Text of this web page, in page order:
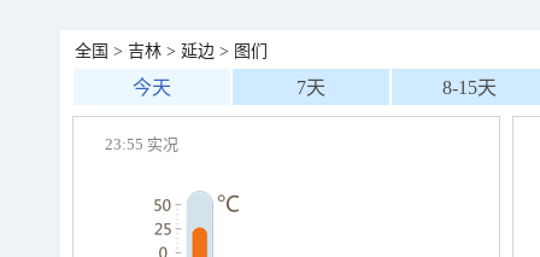
全国 > 吉林 > 延边 > 图们
今天 7天 8-15天
23:55 实况